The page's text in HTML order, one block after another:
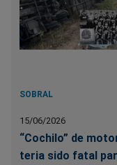
SOBRAL
15/06/2026
“Cochilo” de
teria sido fatal